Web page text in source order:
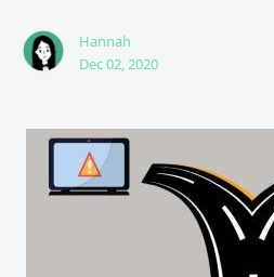
Hannah
Dec 02, 2020